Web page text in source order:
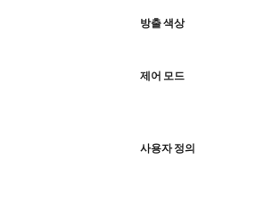
방출 색상
제어 모드
사용자 정의